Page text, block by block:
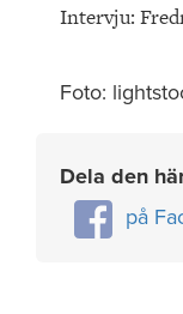
Intervju:
Foto:
Dela den
på